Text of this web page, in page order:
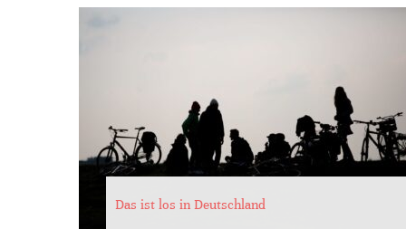
Das ist los in Deutschland